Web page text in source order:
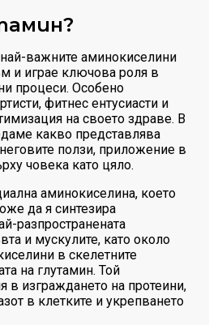
важните аминокиселини
и играе ключова роля в
процеси. Особено
фитнес ентусиасти и
на своето здраве. В
какво представлява
ползи, приложение в
човека като цяло.
аминокиселина, което
да я синтезира
разпространената
и мускулите, като около
в скелетните
на глутамин. Той
в изграждането на протеини,
в клетките и укрепването